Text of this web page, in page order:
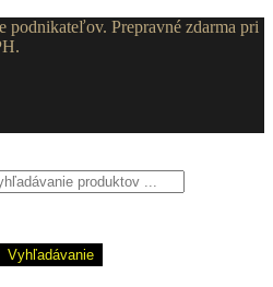
podnikateľov. Prepravné zdarma pri
Vyhľadávanie